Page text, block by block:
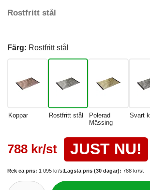
Rostfritt stål
Färg: Rostfritt stål
Koppar Rostfritt stål
Polerad
Mässing
Svart
788 kr/st JUST NU!
Rek ca pris: 1 095 kr/stLägsta pris (30 dagar): 788 kr/st